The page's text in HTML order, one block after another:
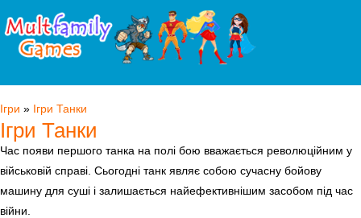
Ігри » Ігри Танки
Ігри Танки
Час появи першого танка на полі бою вважається революційним у
військовій справі. Сьогодні танк являє собою сучасну бойову
машину для суші і залишається найефективнішим засобом під час
війни.